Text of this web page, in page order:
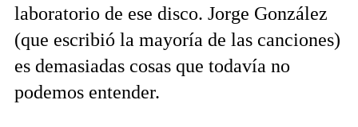
laboratorio de ese disco. Jorge González
(que escribió la mayoría de las canciones)
es demasiadas cosas que todavía no
podemos entender.